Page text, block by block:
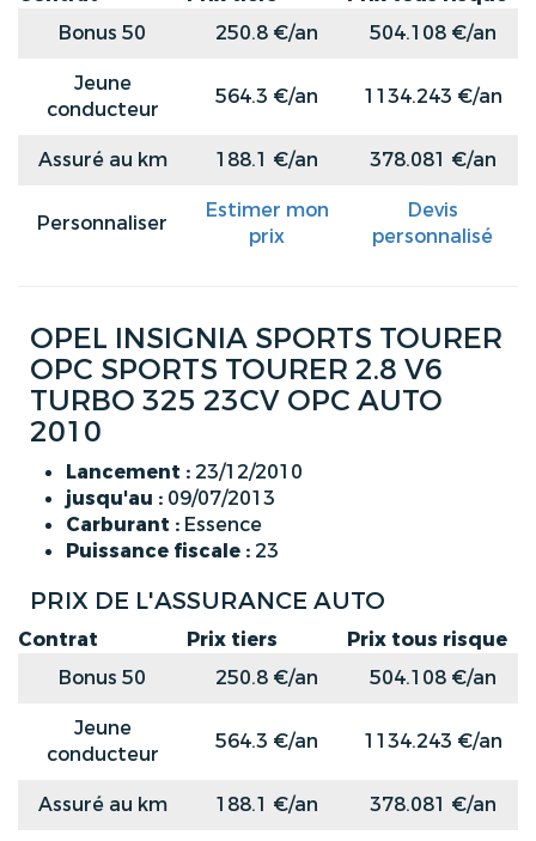
Bonus 50
250.8 €/an
504.108 €/an
Jeune
conducteur
564.3 €/an 1134.243 €/an
Assuré au km 188.1 €/an 378.081 €/an
Personnaliser
Estimer mon
prix
Devis
personnalisé
OPEL INSIGNIA SPORTS TOURER
OPC SPORTS TOURER 2.8 V6
TURBO 325 23CV OPC AUTO
2010
Lancement : 23/12/2010
jusqu'au : 09/07/2013
Carburant : Essence
Puissance fiscale : 23
PRIX DE L'ASSURANCE AUTO
Contrat Prix tiers
Prix tous risque
Bonus 50
250.8 €/an
504.108 €/an
Jeune
conducteur
564.3 €/an 1134.243 €/an
Assuré au km 188.1 €/an 378.081 €/an